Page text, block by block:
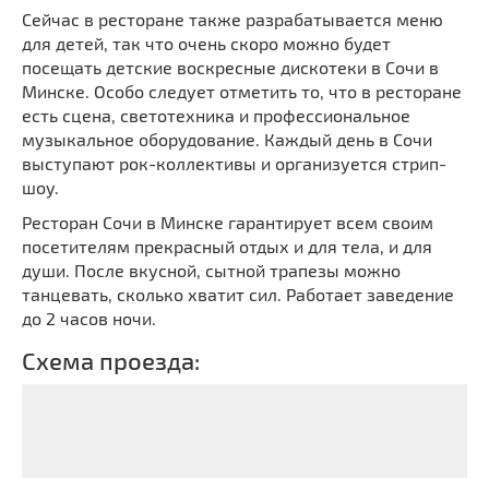
Сейчас в ресторане также разрабатывается меню
для детей, так что очень скоро можно будет
посещать детские воскресные дискотеки в Сочи в
Минске. Особо следует отметить то, что в ресторане
есть сцена, светотехника и профессиональное
музыкальное оборудование. Каждый день в Сочи
выступают рок-коллективы и организуется стрип-
шоу.
Ресторан Сочи в Минске гарантирует всем своим
посетителям прекрасный отдых и для тела, и для
души. После вкусной, сытной трапезы можно
танцевать, сколько хватит сил. Работает заведение
до 2 часов ночи.
Схема проезда: